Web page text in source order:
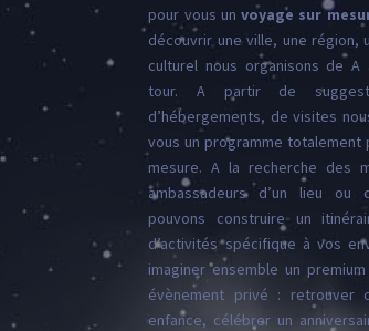
pour vous unvoyage sur
découvrir une ville, une région,
culturel nous organisons de
tour. A partir de
d’hébergements, de visites
vous un programme totalement
mesure. A la recherche des
ambassadeurs d’un lieu ou
pouvons construire un
d’activités spécifique à vos
imaginer ensemble un
évènement privé : retrouver
enfance, célébrer un